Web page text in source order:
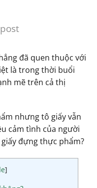
đã quen thuộc với
là trong thời buổi
mẽ trên cả thị
nhưng tô giấy vẫn
cảm tình của người
đựng thực phẩm?
]